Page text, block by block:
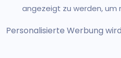
angezeigt zu werden, um
Personalisierte Werbung